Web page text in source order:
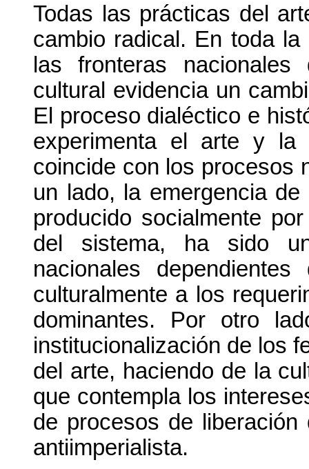
Todas las prácticas del
cambio radical. En toda
las fronteras
cultural evidencia un
El proceso dialéctico e
experimenta el arte y la
coincide con los procesos
un lado, la emergencia
producido socialmente
del sistema, ha sido
nacionales
culturalmente a los
dominantes. Por otro
institucionalización de los
del arte, haciendo de la
que contempla los
de procesos de
antiimperialista.